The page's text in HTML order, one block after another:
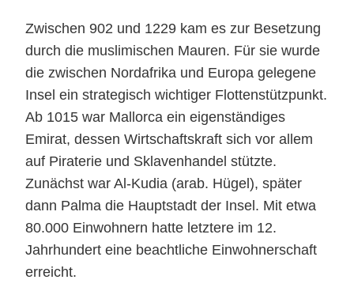
Zwischen 902 und 1229 kam es zur Besetzung
durch die muslimischen Mauren. Für sie wurde
die zwischen Nordafrika und Europa gelegene
Insel ein strategisch wichtiger Flottenstützpunkt.
Ab 1015 war Mallorca ein eigenständiges
Emirat, dessen Wirtschaftskraft sich vor allem
auf Piraterie und Sklavenhandel stützte.
Zunächst war Al-Kudia (arab. Hügel), später
dann Palma die Hauptstadt der Insel. Mit etwa
80.000 Einwohnern hatte letztere im 12.
Jahrhundert eine beachtliche Einwohnerschaft
erreicht.